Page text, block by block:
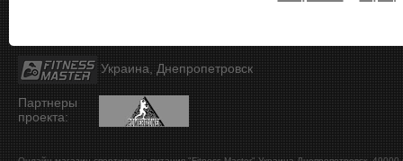
Украина, Днепропетровск
Партнеры
проекта: